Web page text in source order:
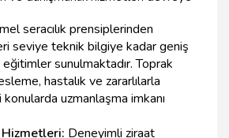
seracılık prensiplerinden
seviye teknik bilgiye kadar geniş
sunulmaktadır. Toprak
hastalık ve zararlılarla
uzmanlaşma imkanı
Hizmetleri: Deneyimli ziraat